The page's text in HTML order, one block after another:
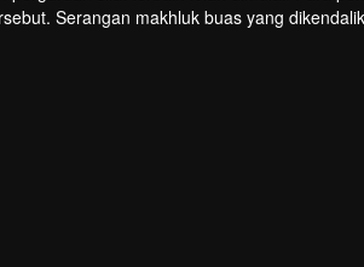
Serangan makhluk buas yang
Sekte Evolusi Surgawi. Menjadi